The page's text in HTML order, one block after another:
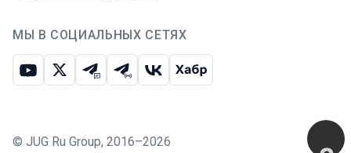
МЫ В СОЦИАЛЬНЫХ СЕТЯХ
ЮтубИкс Телеграм-чат
Телеграм-канал
ВКонтакте
Хабр
© JUG Ru Group, 2016–2026